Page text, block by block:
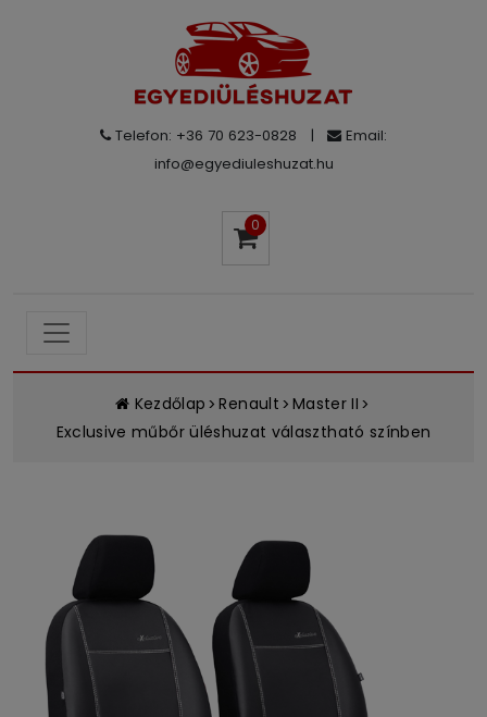
Telefon: +36 70 623-0828 |
Email:
info@egyediuleshuzat.hu
0
Kezdőlap Renault
Master II
Exclusive műbőr üléshuzat választható színben